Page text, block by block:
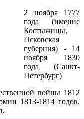
2 ноября 1777
года (имение
Костыжицы,
Псковская
губерния) - 14
ноября 1830
года (Санкт-
Петербург)
войны 1812
1813-1814 годов,